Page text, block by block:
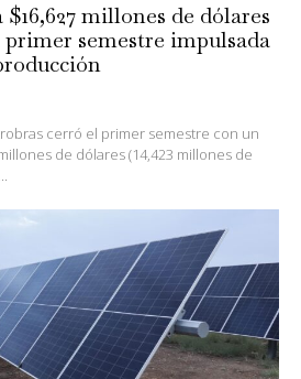
millones de dólares
semestre impulsada
cerró el primer semestre con un
de dólares (14,423 millones de